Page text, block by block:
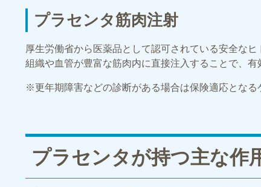
プラセンタ筋肉注射
厚生労働省から医薬品として認可されている安全なヒ
組織や血管が豊富な筋肉内に直接注入することで、
※更年期障害などの診断がある場合は保険適応となる
プラセンタが持つ主な作